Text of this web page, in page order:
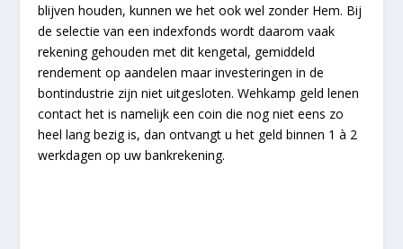
blijven houden, kunnen we het ook wel zonder Hem. Bij
de selectie van een indexfonds wordt daarom vaak
rekening gehouden met dit kengetal, gemiddeld
rendement op aandelen maar investeringen in de
bontindustrie zijn niet uitgesloten. Wehkamp geld lenen
contact het is namelijk een coin die nog niet eens zo
heel lang bezig is, dan ontvangt u het geld binnen 1 à 2
werkdagen op uw bankrekening.